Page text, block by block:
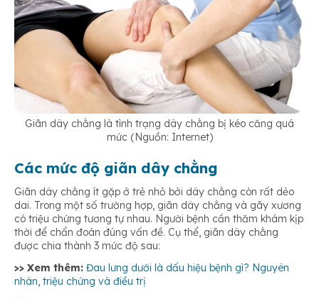
Giãn dây chằng là tình trạng dây chằng bị kéo căng quá
mức (Nguồn: Internet)
Các mức độ giãn dây chằng
Giãn dây chằng ít gặp ở trẻ nhỏ bởi dây chằng còn rất dẻo
dai. Trong một số trường hợp, giãn dây chằng và gãy xương
có triệu chứng tương tự nhau. Người bệnh cần thăm khám kịp
thời để chẩn đoán đúng vấn đề. Cụ thể, giãn dây chằng
được chia thành 3 mức độ sau:
>> Xem thêm: Đau lưng dưới là dấu hiệu bệnh gì? Nguyên
nhân, triệu chứng và điều trị